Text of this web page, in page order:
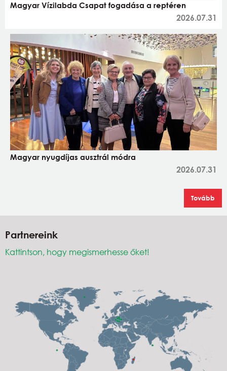
Magyar Vízilabda Csapat fogadása a reptéren
2026.07.31
Magyar nyugdíjas ausztrál módra
2026.07.31
Tovább
Partnereink
Kattintson, hogy megismerhesse őket!